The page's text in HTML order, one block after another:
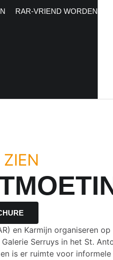
RAR-VRIEND WORDEN
en Karmijn organiseren
Serruys in het St.
is er ruimte voor